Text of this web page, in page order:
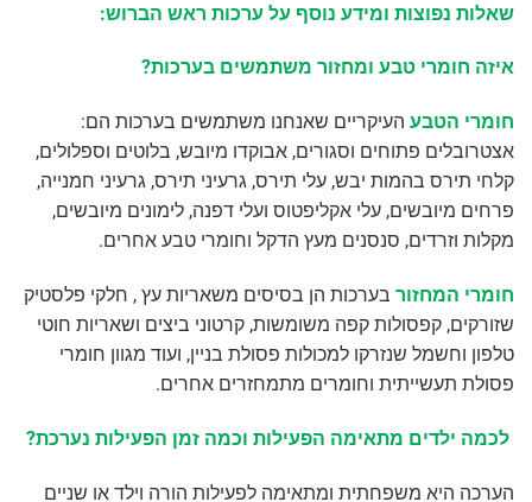
שאלות נפוצות ומידע נוסף על ערכות ראש הברוש:
איזה חומרי טבע ומחזור משתמשים בערכות?
חומרי הטבע העיקריים שאנחנו משתמשים בערכות הם:
אצטרובלים פתוחים וסגורים, אבוקדו מיובש, בלוטים וספלולים,
קלחי תירס בהמות יבש, עלי תירס, גרעיני תירס, גרעיני חמנייה,
פרחים מיובשים, עלי אקליפטוס ועלי דפנה, לימונים מיובשים,
מקלות וזרדים, סנסנים מעץ הדקל וחומרי טבע אחרים.
חומרי המחזור בערכות הן בסיסים משאריות עץ , חלקי פלסטיק
שזורקים, קפסולות קפה משומשות, קרטוני ביצים ושאריות חוטי
טלפון וחשמל שנזרקו למכולות פסולת בניין, ועוד מגוון חומרי
פסולת תעשייתית וחומרים מתמחזרים אחרים.
לכמה ילדים מתאימה הפעילות וכמה זמן הפעילות נערכת?
הערכה היא משפחתית ומתאימה לפעילות הורה וילד או שניים